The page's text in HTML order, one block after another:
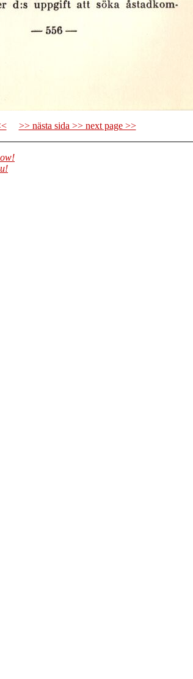
>> nästa sida >> next page >>